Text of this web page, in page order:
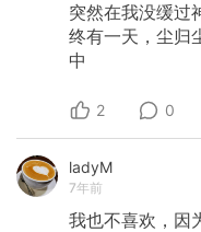
突然在我没缓过
终有一天，尘归
中
2 0
ladyM
7年前
我也不喜欢，因